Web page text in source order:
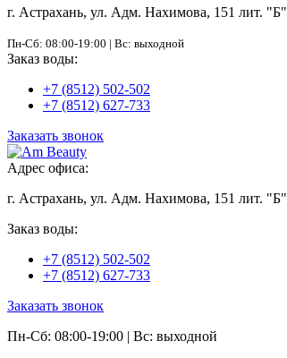
г. Астрахань, ул. Адм. Нахимова, 151 лит. "Б"
Пн-Сб: 08:00-19:00 | Вс: выходной
Заказ воды:
+7 (8512) 502-502
+7 (8512) 627-733
Заказать звонок
Адрес офиса:
г. Астрахань, ул. Адм. Нахимова, 151 лит. "Б"
Заказ воды:
+7 (8512) 502-502
+7 (8512) 627-733
Заказать звонок
Пн-Сб: 08:00-19:00 | Вс: выходной